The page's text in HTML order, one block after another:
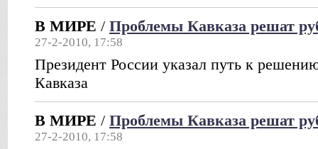
В МИРЕ / Проблемы Кавказа решат
27-2-2010, 17:58
Президент России указал путь к
Кавказа
В МИРЕ / Проблемы Кавказа решат
27-2-2010, 17:58